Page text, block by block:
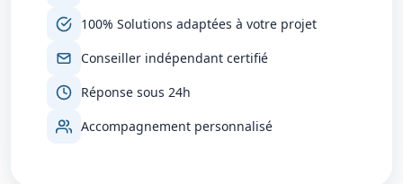
100% Solutions adaptées à votre projet
Conseiller indépendant certifié
Réponse sous 24h
Accompagnement personnalisé